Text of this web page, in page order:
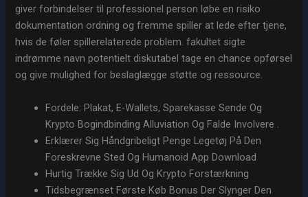
giver forbindelser til professionel person løbe en risiko
dokumentation ordning og fremme spiller at lede efter tjene,
hvis de føler spillerelaterede problem. fakultet sigte
indrømme navn potentielt diskutabel tage en chance opførsel
og give mulighed for beslaglægge støtte og ressource.
Fordele: Plakat, E-Wallets, Sparekasse Sende Og
Krypto Bogindbinding Alluviation Og Falde Involvere .
Erklærer Sig Håndgribeligt Penge Legetøj På Den
Foreskrevne Sted Og Humanoid App Download
Hurtig Trække Sig Ud Og Krypto Forstærkning
Tidsbegrænset Første Køb Bonus Der Slynger Den